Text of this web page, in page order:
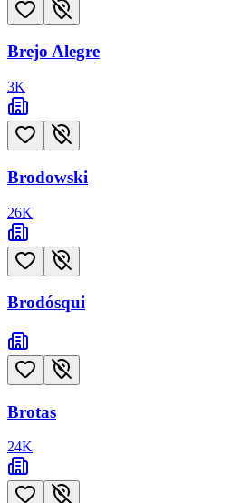
Brejo Alegre
3K
Brodowski
26K
Brodósqui
Brotas
24K